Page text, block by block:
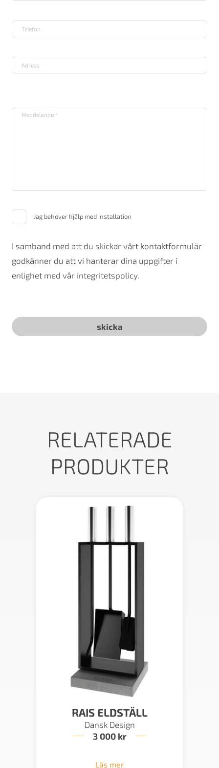
Jag behöver hjälp med installation
I samband med att du skickar vårt kontaktformulär
godkänner du att vi hanterar dina uppgifter i
enlighet med vår integritetspolicy.
RELATERADE
PRODUKTER
RAIS ELDSTÄLL
Dansk Design
3 000 kr
Läs mer